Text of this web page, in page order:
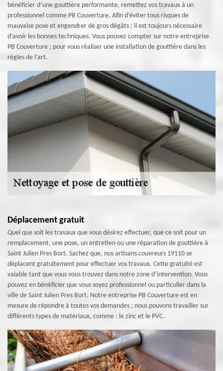
bénéficier d’une gouttière performante, remettez vos travaux à un
professionnel comme PB Couverture. Afin d’éviter tous risques de
mauvaise pose et engendrer de gros dégâts ; il est toujours nécessaire
d’avoir les bonnes techniques. Vous pouvez compter sur notre entreprise
PB Couverture ; pour vous réaliser une installation de gouttière dans les
règles de l’art.
Déplacement gratuit
Quel que soit les travaux que vous désirez effectuer, que ce soit pour un
remplacement, une pose, un entretien ou une réparation de gouttière à
Saint Julien Pres Bort. Sachez que, nos artisans couvreurs 19110 se
déplacent gratuitement pour effectuer vos travaux. Cette gratuité est
valable tant que vous vous trouvez dans notre zone d’intervention. Vous
pouvez en bénéficier que vous soyez professionnel ou particulier dans la
ville de Saint Julien Pres Bort. Notre entreprise PB Couverture est en
mesure de répondre à toutes vos demandes ; nous pouvons travailler sur
différents types de matériaux, comme : le zinc et le PVC.